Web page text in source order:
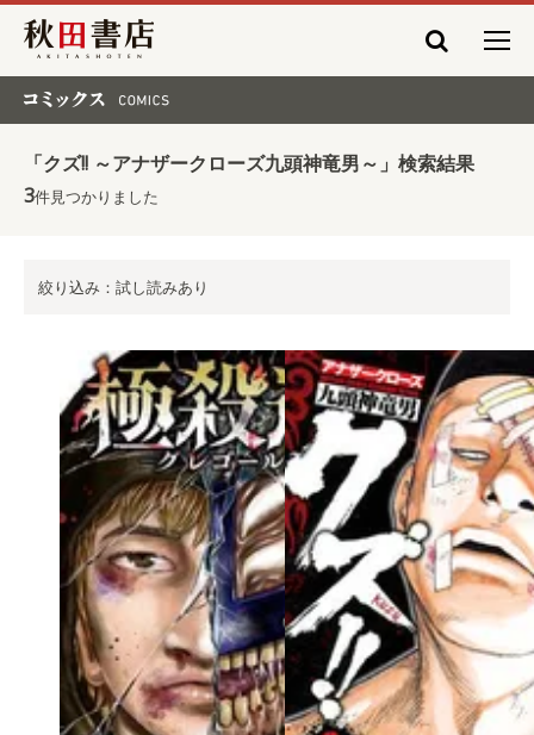
秋田書店
「クズ!! ～アナザークローズ九頭神竜男～」検索結果
3件見つかりました
絞り込み：試し読みあり